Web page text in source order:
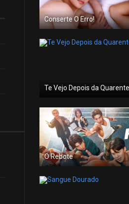
Conserte O Erro!
Te Vejo Depois da
O Rebote